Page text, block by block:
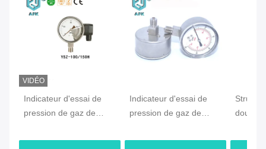
VIDÉO
Indicateur d'essai de
pression de gaz de
ligne diamètre
Indicateur d'essai de
pression de gaz de
pour l'oxygène et
double
d'essai